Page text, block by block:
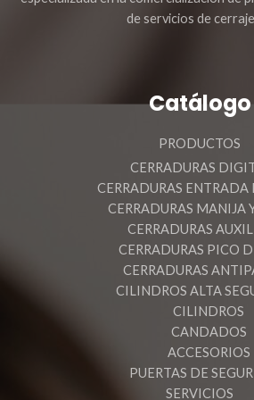
de servicios de
Catálogo
PRODUCTOS
CERRADURAS
CERRADURAS ENTRADA
CERRADURAS MANIJA
CERRADURAS
CERRADURAS PICO
CERRADURAS
CILINDROS ALTA
CILINDROS
CANDADOS
ACCESORIOS
PUERTAS DE
SERVICIOS